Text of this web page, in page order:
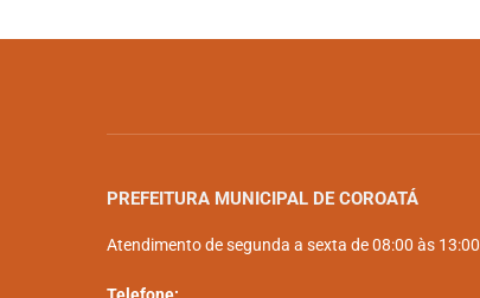
PREFEITURA MUNICIPAL DE COROATÁ
Atendimento de segunda a sexta de 08:00 às 13:00